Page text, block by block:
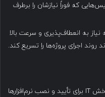
که فوراً نیازشان را برطرف
به انعطاف‌پذیری و سرعت بالا
اجرای پروژه‌ها را تسریع کند.
در سازمان‌های بزرگ، وابستگی به بخش IT برای تأیید و نصب نرم‌افزارها